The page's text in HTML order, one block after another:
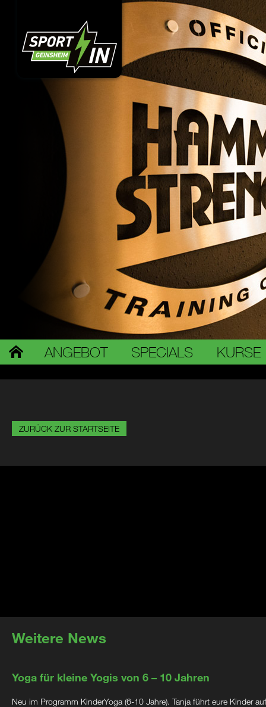
ANGEBOT SPECIALS KURSE
ZURÜCK ZUR STARTSEITE
Weitere News
Yoga für kleine Yogis von 6 – 10 Jahren
Neu im Programm KinderYoga (6-10 Jahre). Tanja führt eure Kinder auf